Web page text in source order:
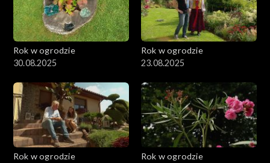
Rok w ogrodzie
30.08.2025
Rok w ogrodzie
23.08.2025
Rok w ogrodzie
Rok w ogrodzie